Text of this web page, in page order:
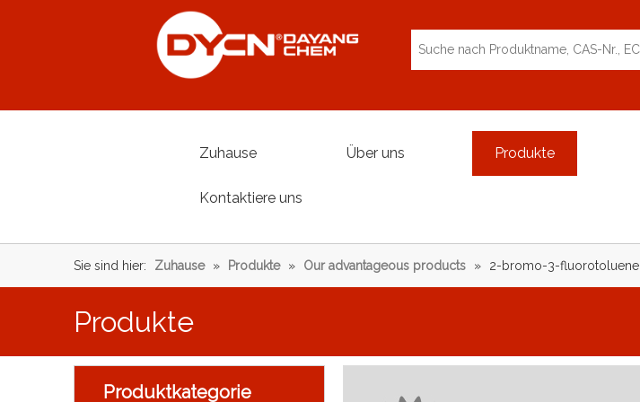
Zuhause Über uns Produkte
Kontaktiere uns
Sie sind hier: Zuhause » Produkte » Our advantageous products » 2-bromo-3-fluorotoluene
Produkte
Produktkategorie